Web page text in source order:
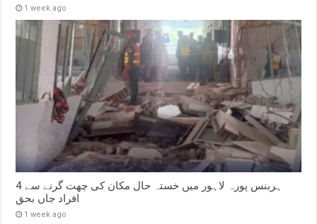
1 week ago
ہربنس پورہ لاہور میں خستہ حال مکان کی چھت گرنے سے 4
افراد جاں بحق
1 week ago